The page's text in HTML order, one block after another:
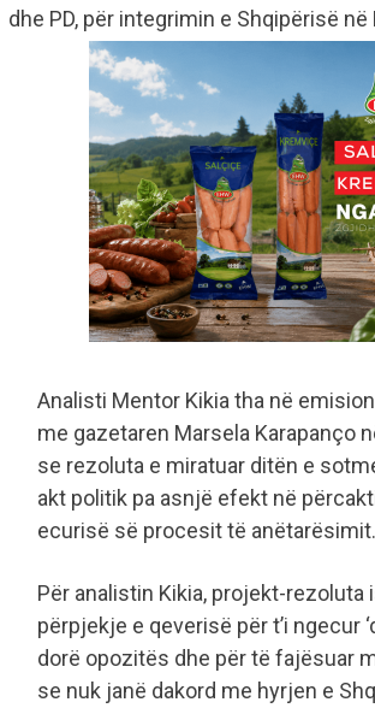
dhe PD, për integrimin e Shqipërisë në
Analisti Mentor Kikia tha në
me gazetaren Marsela Karapanço
se rezoluta e miratuar ditën e
akt politik pa asnjë efekt në
ecurisë së procesit të anëtarësimit.
Për analistin Kikia, projekt-rezoluta
përpjekje e qeverisë për t’i ngecur
dorë opozitës dhe për të fajësuar
se nuk janë dakord me hyrjen e